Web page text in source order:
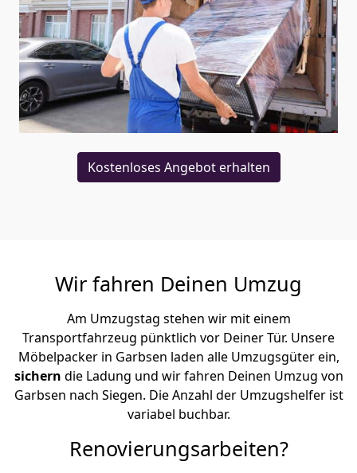
Kostenloses Angebot erhalten
Wir fahren Deinen Umzug
Am Umzugstag stehen wir mit einem
Transportfahrzeug pünktlich vor Deiner Tür. Unsere
Möbelpacker in Garbsen laden alle Umzugsgüter ein,
sichern die Ladung und wir fahren Deinen Umzug von
Garbsen nach Siegen. Die Anzahl der Umzugshelfer ist
variabel buchbar.
Renovierungsarbeiten?